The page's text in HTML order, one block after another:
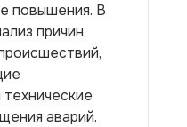
повышения. В
причин
аварий.